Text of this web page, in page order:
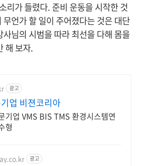
리가 들렸다. 준비 운동을 시작한 것
언가 할 일이 주어졌다는 것은 대단
님의 시범을 따라 최선을 다해 몸을
해 보자.
광고
업 비젼코리아
TMS 환경시스템연
형
광고